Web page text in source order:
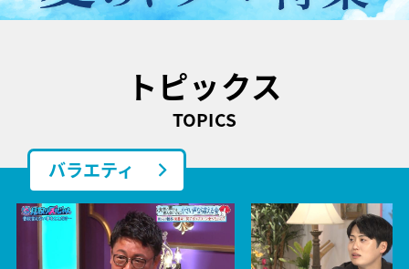
トピックス
TOPICS
バラエティ